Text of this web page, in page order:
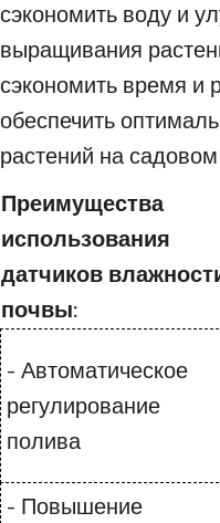
сэкономить воду и
выращивания
сэкономить время и
обеспечить
растений на садовом
Преимущества
использования
датчиков
почвы:
- Автоматическое
регулирование
полива
- Повышение